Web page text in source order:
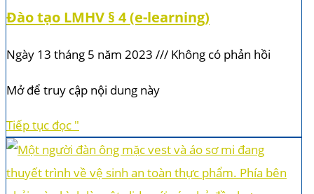
Đào tạo LMHV § 4 (e-learning)
Ngày 13 tháng 5 năm 2023 Không có phản hồi
Mở để truy cập nội dung này
Tiếp tục đọc "